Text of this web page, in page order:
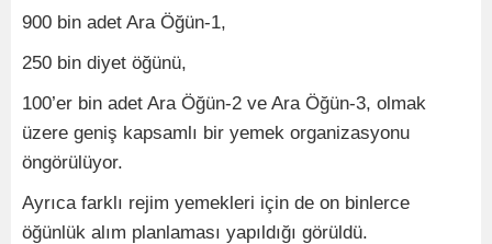
900 bin adet Ara Öğün-1,
250 bin diyet öğünü,
100’er bin adet Ara Öğün-2 ve Ara Öğün-3, olmak
üzere geniş kapsamlı bir yemek organizasyonu
öngörülüyor.
Ayrıca farklı rejim yemekleri için de on binlerce
öğünlük alım planlaması yapıldığı görüldü.